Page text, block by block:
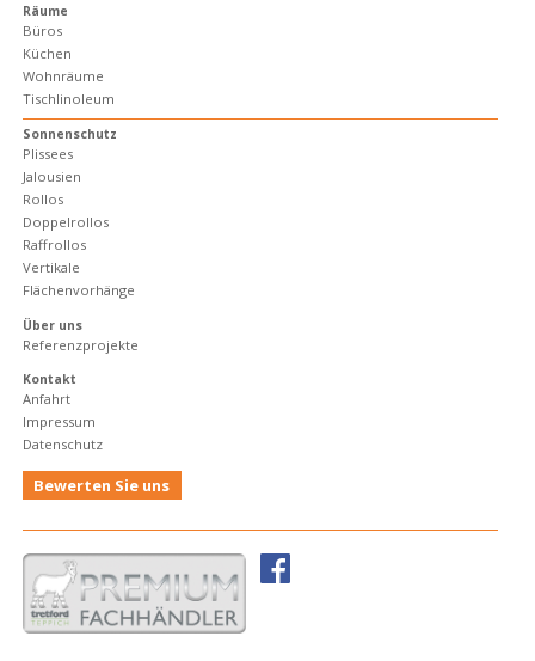
Räume
Büros
Küchen
Wohnräume
Tischlinoleum
Sonnenschutz
Plissees
Jalousien
Rollos
Doppelrollos
Raffrollos
Vertikale
Flächenvorhänge
Über uns
Referenzprojekte
Kontakt
Anfahrt
Impressum
Datenschutz
Bewerten Sie uns